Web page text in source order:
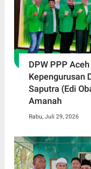
DPW PPP
Kepengurusan
Saputra (Edi
Amanah
Rabu, Juli 29, 2026